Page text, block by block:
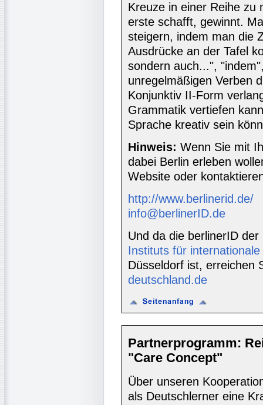
Kreuze in einer Reihe zu
erste schafft, gewinnt.
steigern, indem man die
Ausdrücke an der Tafel
sondern auch...",
unregelmäßigen Verben
Konjunktiv II-Form
Grammatik vertiefen
Sprache kreativ sein
Hinweis: Wenn Sie mit
dabei Berlin erleben
Website oder
http://www.berlinerid.de/
info@berlinerID.de
Und da die berlinerID
Instituts für
Düsseldorf ist, erreichen
deutschland.de
Partnerprogramm:
"Care Concept"
Über unseren
als Deutschlerner eine